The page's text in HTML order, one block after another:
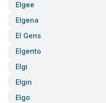
Elgee
Elgena
El Gens
Elgento
Elgi
Elgin
Elgo